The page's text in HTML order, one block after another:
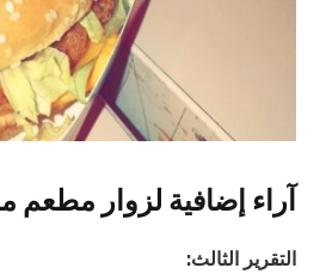
آراء إضافية لزوار مطعم
التقرير الثالث: